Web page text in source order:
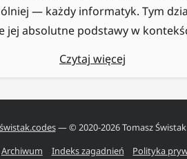
— każdy informatyk. Tym
jej absolutne podstawy w
Czytaj więcej
świstak.codes— © 2020-2026Tomasz Świstak
Archiwum Indeks zagadnień Polityka